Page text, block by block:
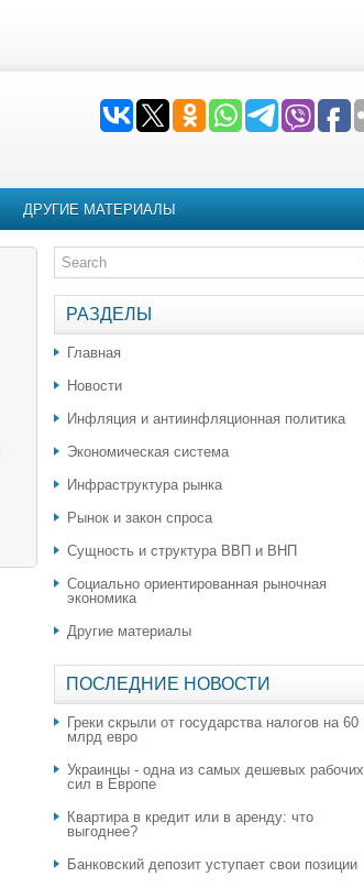
ДРУГИЕ МАТЕРИАЛЫ
РАЗДЕЛЫ
Главная
Новости
Инфляция и антиинфляционная политика
Экономическая система
Инфраструктура рынка
Рынок и закон спроса
Сущность и структура ВВП и ВНП
Социально ориентированная рыночная
экономика
Другие материалы
ПОСЛЕДНИЕ НОВОСТИ
Греки скрыли от государства налогов на 60
млрд евро
Украинцы - одна из самых дешевых рабочих
сил в Европе
Квартира в кредит или в аренду: что
выгоднее?
​Банковский депозит уступает свои позиции